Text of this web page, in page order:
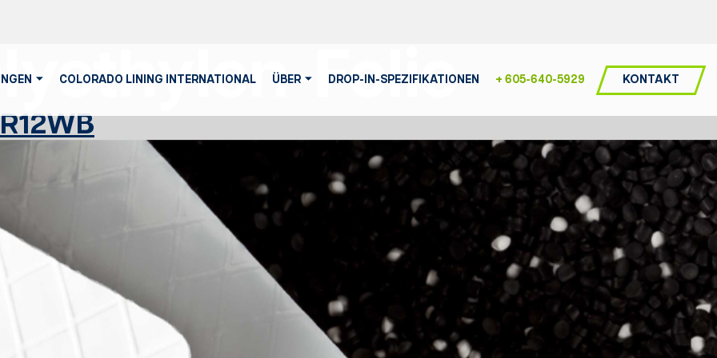
COLORADO LINING INTERNATIONAL ÜBER DROP-IN-SPEZIFIKATIONEN + 605-640-5929 KONTAKT
Folie